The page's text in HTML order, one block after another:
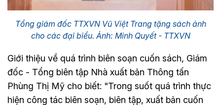
Tổng giám đốc TTXVN Vũ Việt Trang tặng sách ảnh
cho các đại biểu. Ảnh: Minh Quyết - TTXVN
Giới thiệu về quá trình biên soạn cuốn sách, Giám
đốc - Tổng biên tập Nhà xuất bản Thông tấn
Phùng Thị Mỹ cho biết: "Trong suốt quá trình thực
hiện công tác biên soạn, biên tập, xuất bản cuốn